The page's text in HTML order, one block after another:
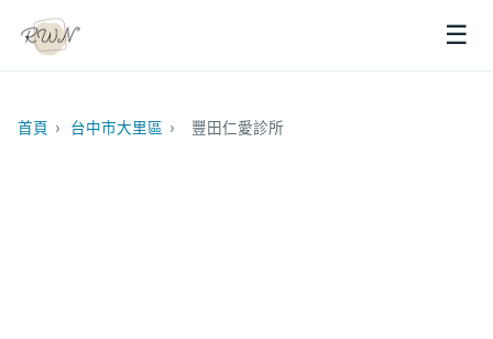
☰
首頁 › 台中市大里區 › 豐田仁愛診所